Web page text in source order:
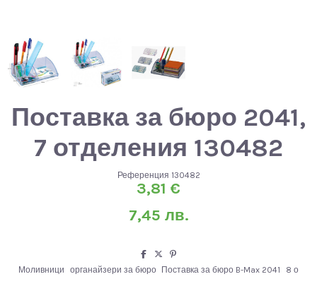
Поставка за бюро 2041,
7 отделения 130482
Референция 130482
3,81 €
7,45 лв.
Моливници органайзери за бюро Поставка за бюро B-Max 2041 8 о